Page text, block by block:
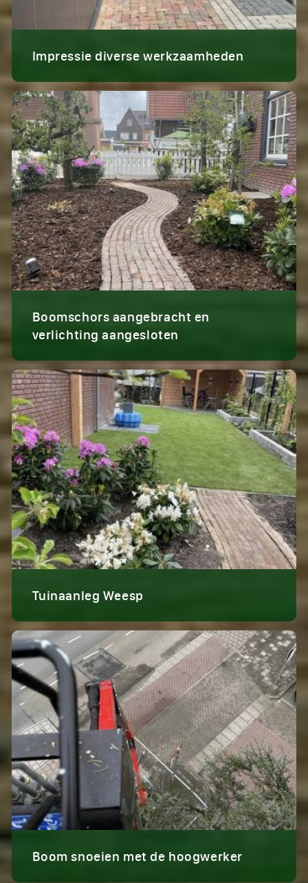
Impressie diverse werkzaamheden
Boomschors aangebracht en
verlichting aangesloten
Tuinaanleg Weesp
Boom snoeien met de hoogwerker